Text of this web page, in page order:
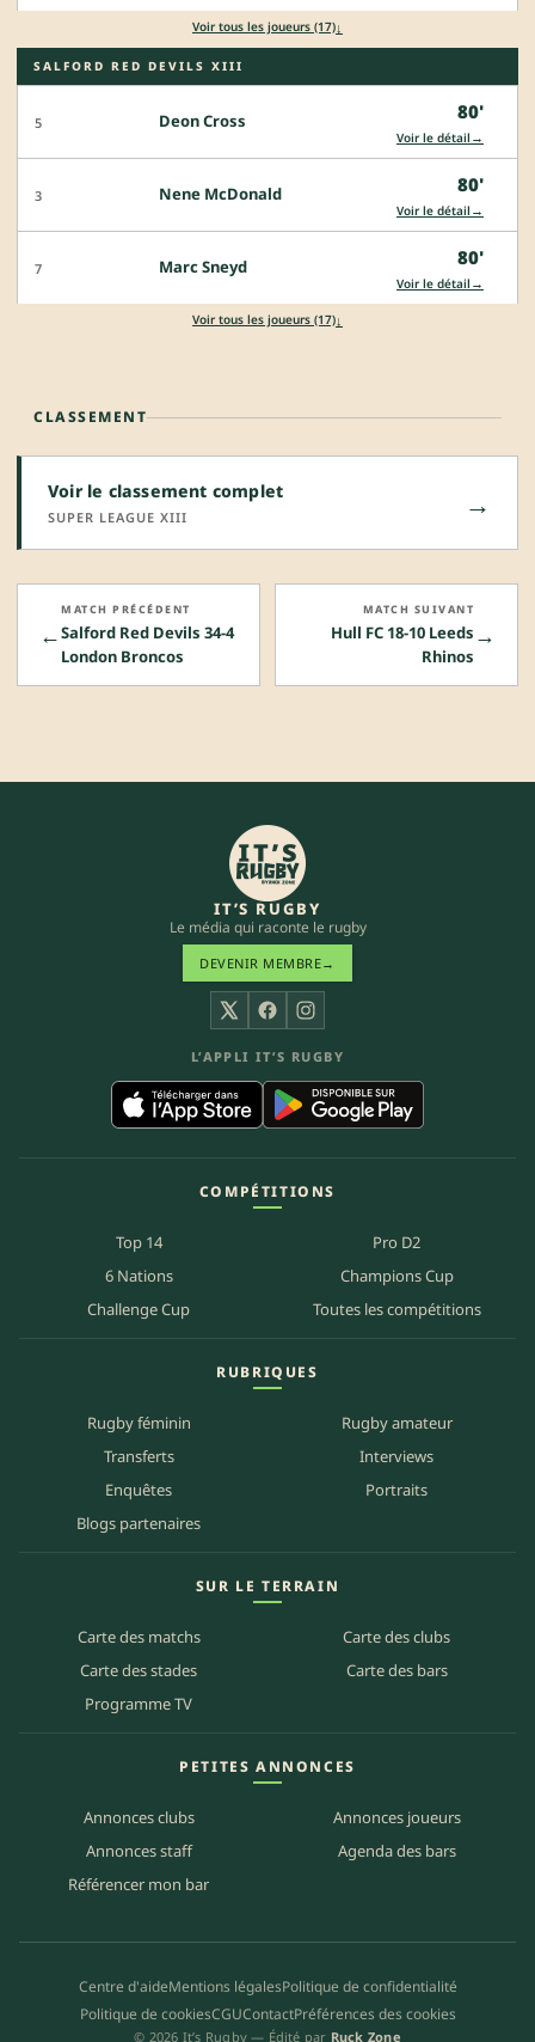
Voir tous les joueurs (17)↓
SALFORD RED DEVILS XIII
5 Deon Cross 80'
Voir le détail →
3 Nene McDonald 80'
Voir le détail →
7 Marc Sneyd 80'
Voir le détail →
Voir tous les joueurs (17)↓
CLASSEMENT
Voir le classement complet
SUPER LEAGUE XIII →
←
MATCH PRÉCÉDENT
Salford Red Devils 34-4
London Broncos
→
MATCH SUIVANT
Hull FC 18-10 Leeds
Rhinos
IT’S RUGBY
Le média qui raconte le rugby
DEVENIR MEMBRE→
X FacebookInstagram
L’APPLI IT’S RUGBY
COMPÉTITIONS
Top 14
Pro D2
6 Nations
Champions Cup
Challenge Cup
Toutes les compétitions
RUBRIQUES
Rugby féminin
Rugby amateur
Transferts
Interviews
Enquêtes
Portraits
Blogs partenaires
SUR LE TERRAIN
Carte des matchs
Carte des clubs
Carte des stades
Carte des bars
Programme TV
PETITES ANNONCES
Annonces clubs
Annonces joueurs
Annonces staff
Agenda des bars
Référencer mon bar
Centre d'aideMentions légalesPolitique de confidentialité
Politique de cookiesCGUContactPréférences des cookies
© 2026 It’s Rugby — Édité par Ruck Zone